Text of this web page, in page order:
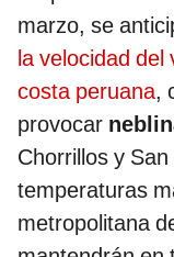
marzo, se
la velocidad del
costa peruana,
provocar
Chorrillos y
temperaturas
metropolitana